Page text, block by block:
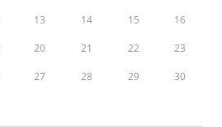
13 14 15 16
20 21 22 23
27 28 29 30